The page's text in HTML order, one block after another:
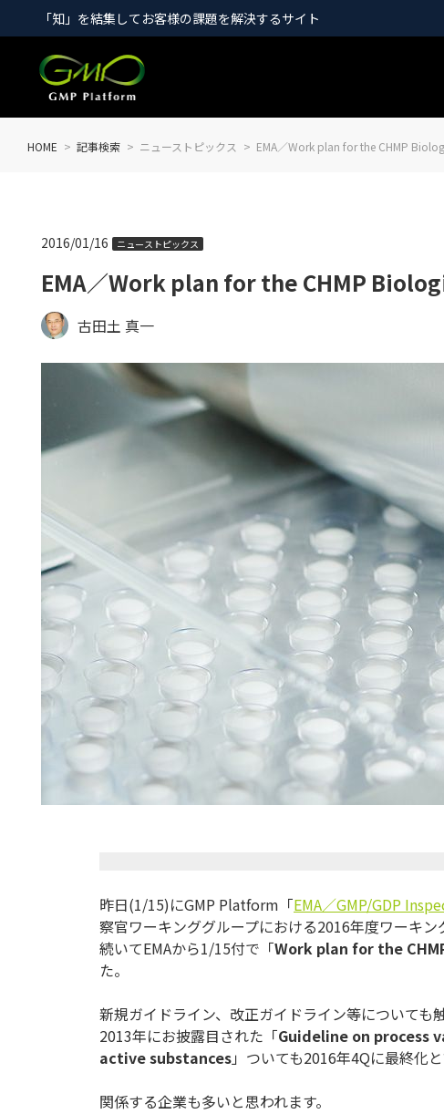
「知」を結集してお客様の課題を解決するサイト
HOME 記事検索 ニューストピックス EMA／Work plan for the CHMP
EMA／Work plan for the CHMP
2016/01/16 ニューストピックス
古田土 真一
昨日(1/15)にGMP Platform「EMA／GMP/GDP
察官ワーキンググループにおける2016年度ワーキン
続いてEMAから1/15付で「Work plan for the
た。
新規ガイドライン、改正ガイドライン等についても
2013年にお披露目された「Guideline on
active substances」ついても2016年4Qに最終化と
関係する企業も多いと思われます。